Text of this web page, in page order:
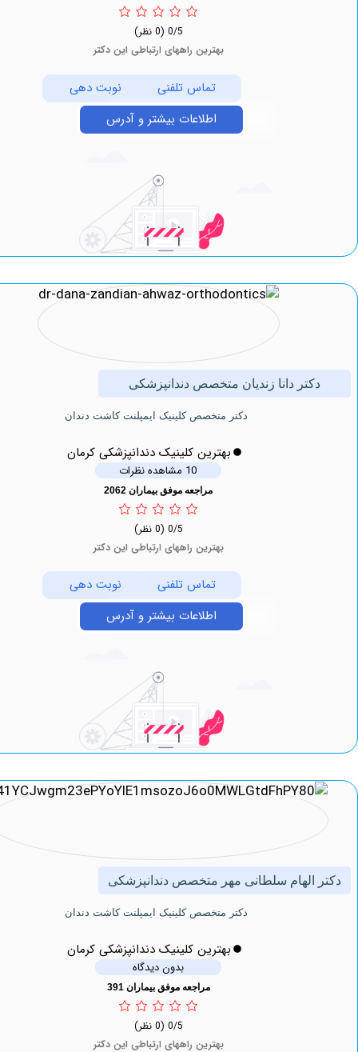
بهترین راههای ارتباطی این دکتر
تماس تلفنی
نوبت دهی
اطلاعات بیشتر و آدرس
دانا زندیان متخصص دندانپزشکی
دكتر متخصص کلینیک ايمپلنت كاشت دندان
بهترین کلینیک دندانپزشکی کرمان
مراجعه موفق بیماران 2062
بهترین راههای ارتباطی این دکتر
تماس تلفنی
نوبت دهی
اطلاعات بیشتر و آدرس
الهام سلطانی مهر متخصص دندانپزشکی
دکتر متخصص کلینیک ایمپلنت کاشت دندان
بهترین کلینیک دندانپزشکی کرمان
بدون دیدگاه
مراجعه موفق بیماران 391
بهترین راههای ارتباطی این دکتر